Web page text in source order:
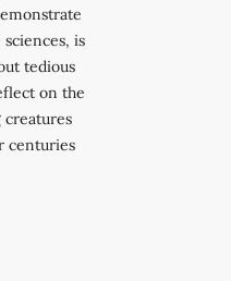
is
tedious
on the
centuries